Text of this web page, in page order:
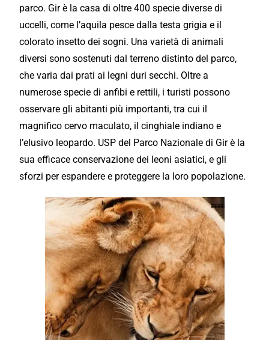
parco. Gir è la casa di oltre 400 specie diverse di
uccelli, come l’aquila pesce dalla testa grigia e il
colorato insetto dei sogni. Una varietà di animali
diversi sono sostenuti dal terreno distinto del parco,
che varia dai prati ai legni duri secchi. Oltre a
numerose specie di anfibi e rettili, i turisti possono
osservare gli abitanti più importanti, tra cui il
magnifico cervo maculato, il cinghiale indiano e
l’elusivo leopardo. USP del Parco Nazionale di Gir è la
sua efficace conservazione dei leoni asiatici, e gli
sforzi per espandere e proteggere la loro popolazione.